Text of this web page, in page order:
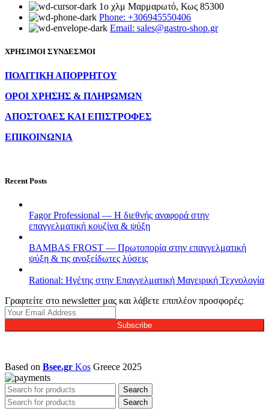
1ο χλμ Μαρμαρωτό, Κως 85300
Phone: +306945550406
Email: sales@gastro-shop.gr
ΧΡΗΣΙΜΟΙ ΣΥΝΔΕΣΜΟΙ
ΠΟΛΙΤΙΚΗ ΑΠΟΡΡΗΤΟΥ
ΟΡΟΙ ΧΡΗΣΗΣ & ΠΛΗΡΩΜΩΝ
ΑΠΟΣΤΟΛΕΣ ΚΑΙ ΕΠΙΣΤΡΟΦΕΣ
ΕΠΙΚΟΙΝΩΝΙΑ
Recent Posts
Fagor Professional — Η διεθνής αναφορά στην
επαγγελματική κουζίνα & ψύξη
BAMBAS FROST — Πρωτοπορία στην επαγγελματική
ψύξη & τις ανοξείδωτες λύσεις
Rational: Ηγέτης στην Επαγγελματική Μαγειρική Τεχνολογία
Γραφτείτε στο newsletter μας και λάβετε επιπλέον προσφορές:
Subscribe
Based on Bsee.gr Kos Greece 2025
Search
Search